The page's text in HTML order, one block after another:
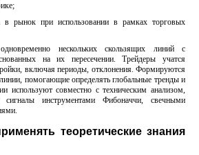
в рынок при использовании в рамках торговых
нескольких скользящих линий с
на их пересечении. Трейдеры учатся
включая периоды, отклонения. Формируются
помогающие определять глобальные тренды и
используют совместно с техническим анализом,
сигналы инструментами Фибоначчи, свечными
теоретические знания